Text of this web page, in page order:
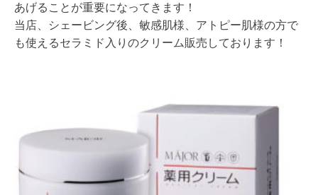
あげることが重要になってきます！
当店、シェービング後、敏感肌様、アトピー肌様の方で
も使えるセラミド入りのクリーム販売しております！